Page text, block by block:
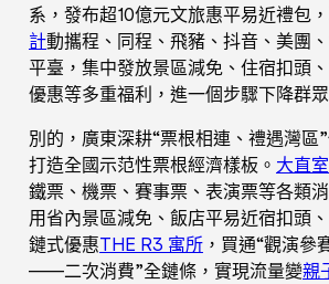
系，發布超10億元文旅惠平易近禮包
計動攜程、同程、飛豬、抖音、美團
平臺，集中發放景區減免、住宿扣頭
優惠等多重福利，進一個步驟下降群
別的，廣東深耕“票根相連、禮遇灣區
打造全國示范性票根經濟樣板。 大直
鐵票、機票、賽事票、表演票等各類
用省內景區減免、飯店平易近宿扣頭
鏈式優惠THE R3 寓所 ，買通“觀演
——二次消費”全鏈條，實現流量變親